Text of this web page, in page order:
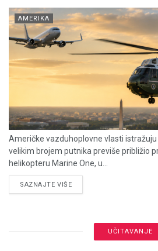
AMERIKA
Američke vazduhoplovne vlasti
velikim brojem putnika previše približio
helikopteru Marine One, u...
SAZNAJTE VIŠEDETAILS
UČITAVANJE